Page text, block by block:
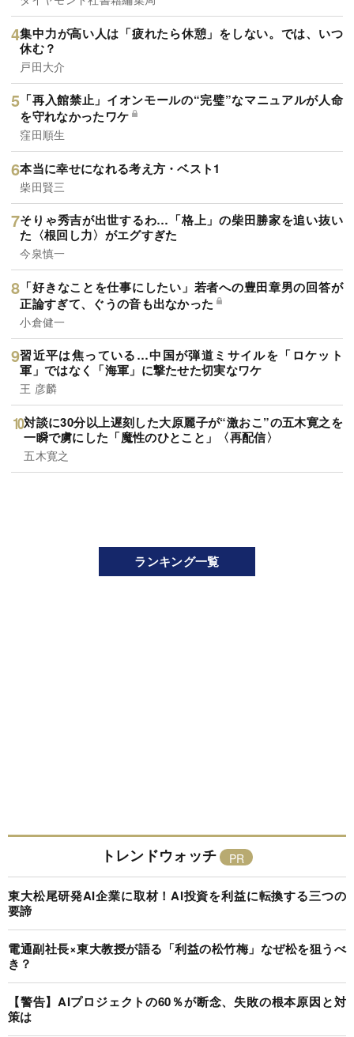
集中力が高い人は「疲れたら休憩」をしない。では、いつ
休む？
戸田大介
「再入館禁止」イオンモールの“完璧”なマニュアルが人命
を守れなかったワケ
窪田順生
本当に幸せになれる考え方・ベスト1
柴田賢三
そりゃ秀吉が出世するわ…「格上」の柴田勝家を追い抜い
た〈根回し力〉がエグすぎた
今泉慎一
「好きなことを仕事にしたい」若者への豊田章男の回答が
正論すぎて、ぐうの音も出なかった
小倉健一
習近平は焦っている…中国が弾道ミサイルを「ロケット
軍」ではなく「海軍」に撃たせた切実なワケ
王 彦麟
対談に30分以上遅刻した大原麗子が“激おこ”の五木寛之を
一瞬で虜にした「魔性のひとこと」〈再配信〉
五木寛之
ランキング一覧
トレンドウォッチ
東大松尾研発AI企業に取材！AI投資を利益に転換する三つの
要諦
電通副社長×東大教授が語る「利益の松竹梅」なぜ松を狙うべ
き？
【警告】AIプロジェクトの60％が断念、失敗の根本原因と対
策は